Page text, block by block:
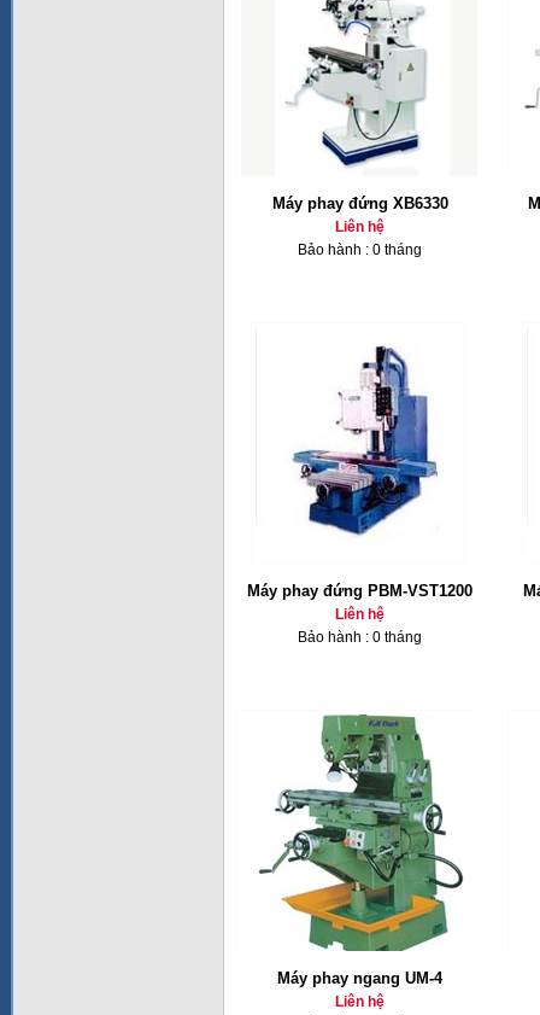
Máy phay đứng XB6330
Liên hệ
Bảo hành : 0 tháng
Máy phay đứng PBM-VST1200
Liên hệ
Bảo hành : 0 tháng
Máy phay ngang UM-4
Liên hệ